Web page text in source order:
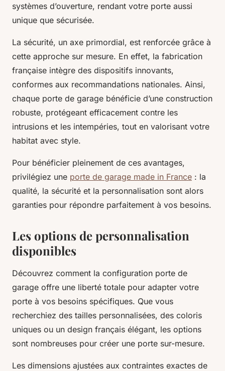
systèmes d’ouverture, rendant votre porte aussi
unique que sécurisée.
La sécurité, un axe primordial, est renforcée grâce à
cette approche sur mesure. En effet, la fabrication
française intègre des dispositifs innovants,
conformes aux recommandations nationales. Ainsi,
chaque porte de garage bénéficie d’une construction
robuste, protégeant efficacement contre les
intrusions et les intempéries, tout en valorisant votre
habitat avec style.
Pour bénéficier pleinement de ces avantages,
privilégiez une porte de garage made in France : la
qualité, la sécurité et la personnalisation sont alors
garanties pour répondre parfaitement à vos besoins.
Les options de personnalisation
disponibles
Découvrez comment la configuration porte de
garage offre une liberté totale pour adapter votre
porte à vos besoins spécifiques. Que vous
recherchiez des tailles personnalisées, des coloris
uniques ou un design français élégant, les options
sont nombreuses pour créer une porte sur-mesure.
Les dimensions ajustées aux contraintes exactes de